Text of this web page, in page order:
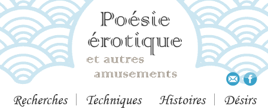
Recherches Techniques Histoires Désirs